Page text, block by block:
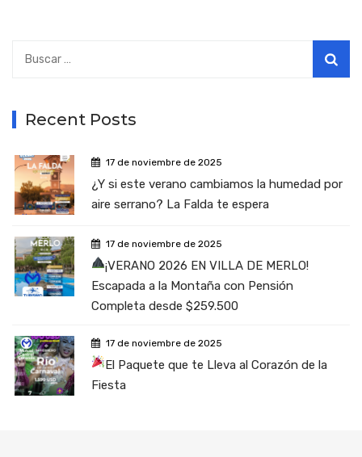
Recent Posts
17 de noviembre de 2025
¿Y si este verano cambiamos la humedad por
aire serrano? La Falda te espera
17 de noviembre de 2025
¡VERANO 2026 EN VILLA DE MERLO!
Escapada a la Montaña con Pensión
Completa desde $259.500
17 de noviembre de 2025
El Paquete que te Lleva al Corazón de la
Fiesta